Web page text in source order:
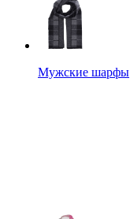
Мужские шарфы